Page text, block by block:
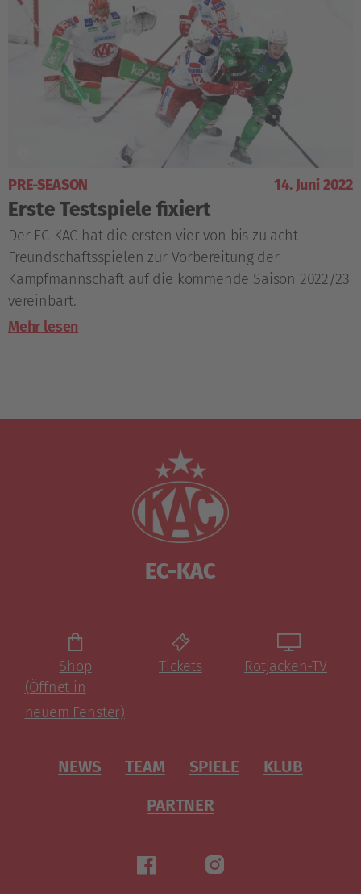
PRE-SEASON 14. Juni 2022
Erste Testspiele fixiert
Der EC-KAC hat die ersten vier von bis zu acht
Freundschaftsspielen zur Vorbereitung der
Kampfmannschaft auf die kommende Saison 2022/23
vereinbart.
Mehr lesen
EC-KAC
Shop
(Öffnet in
neuem Fenster)
Tickets Rotjacken-TV
NEWS TEAM SPIELE
KLUB
PARTNER